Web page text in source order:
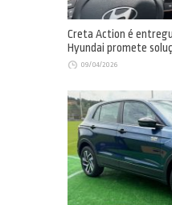
Creta Action é
Hyundai promete
09/04/2026